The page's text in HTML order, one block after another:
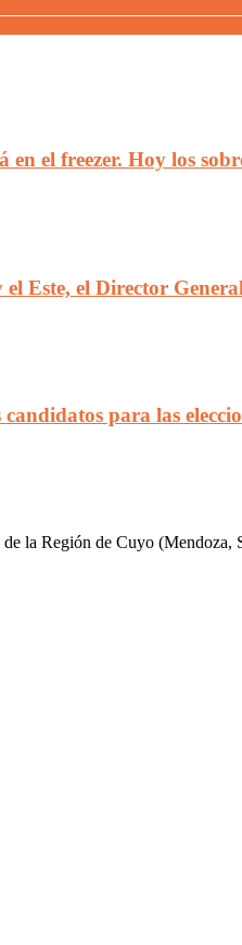
el freezer. Hoy los
Este, el Director
para las
la Región de Cuyo (Mendoza,